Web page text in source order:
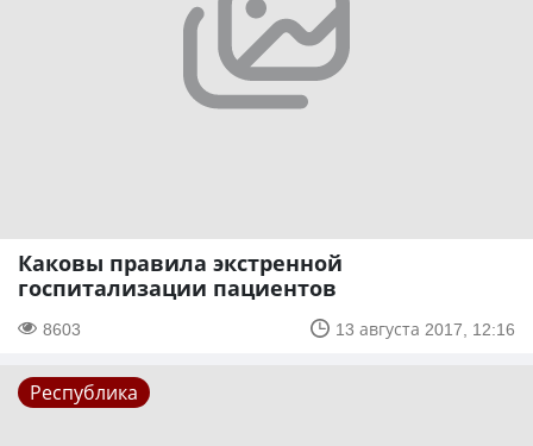
Каковы правила экстренной
госпитализации пациентов
8603 13 августа 2017, 12:16
Республика